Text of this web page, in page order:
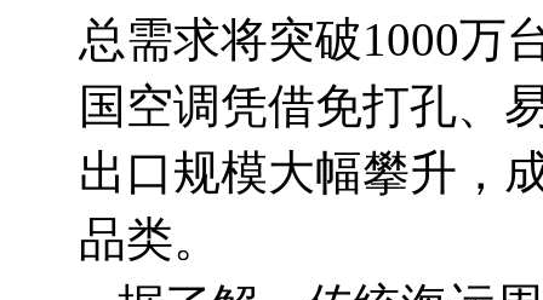
总需求将突破1000万
国空调凭借免打孔、
出口规模大幅攀升，
品类。